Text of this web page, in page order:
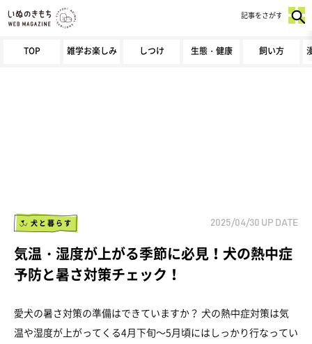
TOP 雑学お楽しみ しつけ 生態・健康 飼い方
記事をさがす
犬と暮らす 2025/04/30 UP DATE
気温・湿度が上がる季節に必見！犬の熱中症
予防と暑さ対策チェック！
愛犬の暑さ対策の準備はできていますか？ 犬の熱中症対策は気
温や湿度が上がってくる4月下旬～5月頃にはしっかり行なってい